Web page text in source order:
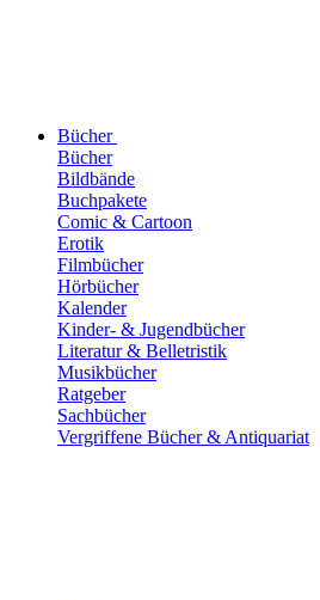
Bücher
Bücher
Bildbände
Buchpakete
Comic & Cartoon
Erotik
Filmbücher
Hörbücher
Kalender
Kinder- & Jugendbücher
Literatur & Belletristik
Musikbücher
Ratgeber
Sachbücher
Vergriffene Bücher & Antiquariat